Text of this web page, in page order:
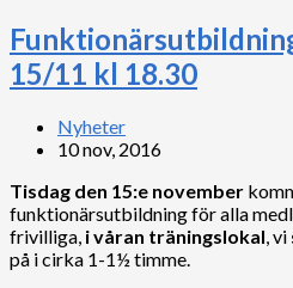
15/11 kl 18.30
Nyheter
10 nov, 2016
Tisdag den 15:e november
funktionärsutbildning för alla
frivilliga, i våran träningslokal, vi
på i cirka 1-1½ timme.